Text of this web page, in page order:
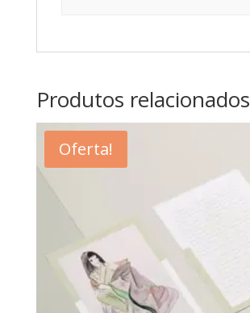
Produtos relacionados
Oferta!